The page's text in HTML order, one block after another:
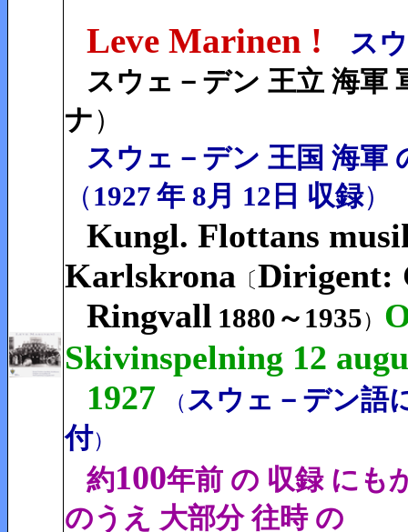
Leve Marinen !
ス
スウェ－デン 王立 海軍
ナ ）
スウェ－デン 王国 海軍
（ 1927 年 8月 12日 収録）
Kungl. Flottans
Karlskrona 〔Dirigent:
Ringvall 1880～1935）
Skivinspelning 12
1927
（スウェ－デン語
付）
約100年前 の 収録 にも
のうえ 大部分 往時 の